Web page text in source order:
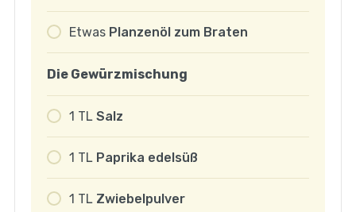
Etwas Planzenöl zum Braten
Die Gewürzmischung
1 TL Salz
1 TL Paprika edelsüß
1 TL Zwiebelpulver